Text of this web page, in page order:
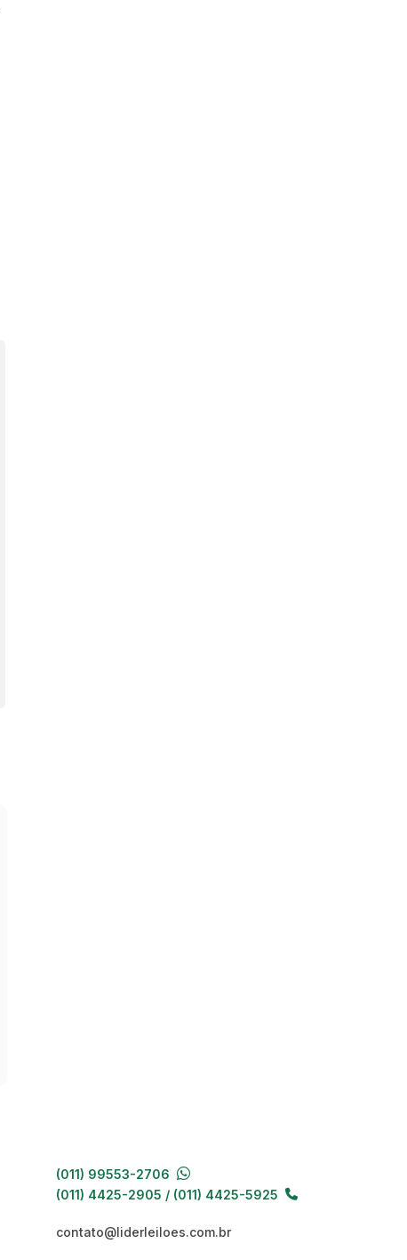
(011) 99553-2706
(011) 4425-2905 / (011) 4425-5925
contato@liderleiloes.com.br